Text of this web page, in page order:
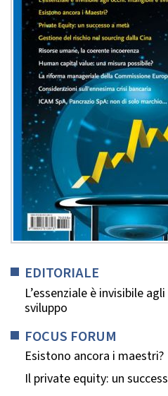
EDITORIALE
L’essenziale è invisibile
sviluppo
FOCUS FORUM
Esistono ancora i maestri?
Il private equity: un